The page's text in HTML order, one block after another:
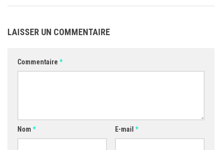
LAISSER UN COMMENTAIRE
Commentaire *
Nom * E-mail *